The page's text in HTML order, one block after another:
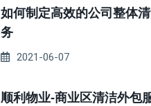
如何制定高效的公司整体
务
2021-06-07
顺利物业-商业区清洁外包